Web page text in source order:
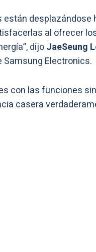
están desplazándose
al ofrecer
dijoJaeSeung
Electronics.
con las funciones
casera